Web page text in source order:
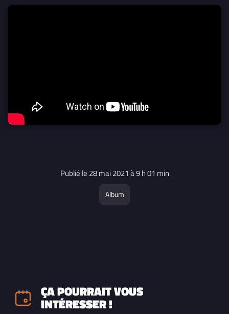
Publié le 28 mai 2021 à 9 h 01 min
Album
ÇA POURRAIT VOUS
INTÉRESSER !